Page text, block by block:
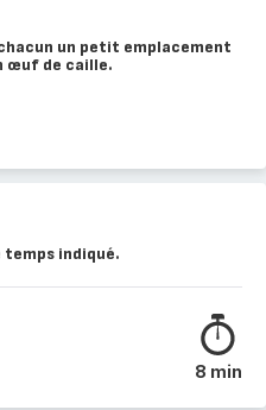
un petit emplacement
œuf de caille.
temps indiqué.
8 min